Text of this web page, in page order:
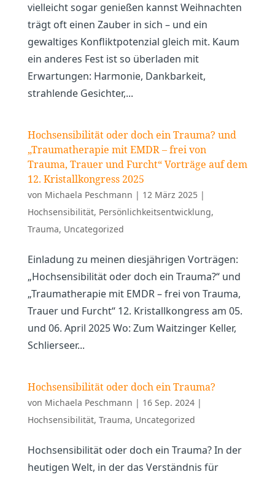
vielleicht sogar genießen kannst Weihnachten
trägt oft einen Zauber in sich – und ein
gewaltiges Konfliktpotenzial gleich mit. Kaum
ein anderes Fest ist so überladen mit
Erwartungen: Harmonie, Dankbarkeit,
strahlende Gesichter,...
Hochsensibilität oder doch ein Trauma? und
„Traumatherapie mit EMDR – frei von
Trauma, Trauer und Furcht“ Vorträge auf dem
12. Kristallkongress 2025
von Michaela Peschmann | 12 März 2025|
Hochsensibilität, Persönlichkeitsentwicklung,
Trauma, Uncategorized
Einladung zu meinen diesjährigen Vorträgen:
„Hochsensibilität oder doch ein Trauma?“ und
„Traumatherapie mit EMDR – frei von Trauma,
Trauer und Furcht“ 12. Kristallkongress am 05.
und 06. April 2025 Wo: Zum Waitzinger Keller,
Schlierseer...
Hochsensibilität oder doch ein Trauma?
von Michaela Peschmann | 16 Sep. 2024|
Hochsensibilität, Trauma, Uncategorized
Hochsensibilität oder doch ein Trauma? In der
heutigen Welt, in der das Verständnis für